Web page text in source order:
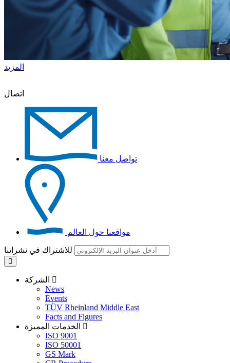
المزيد
اتصال
تواصل معنا
مواقعنا حول العالم
للاشتراك في نشراتنا
News
Events
TÜV Rheinland Middle East
Facts and Figures
ISO 9001
ISO 50001
GS Mark